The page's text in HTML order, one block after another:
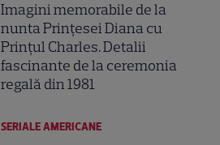
Imagini memorabile de la
nunta Prințesei Diana cu
Prințul Charles. Detalii
fascinante de la ceremonia
regală din 1981
SERIALE AMERICANE